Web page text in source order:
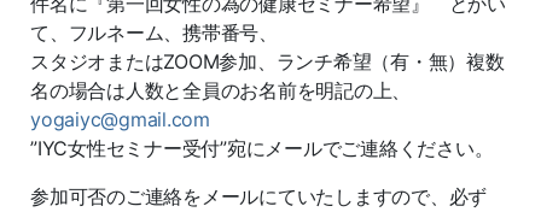
て、フルネーム、携帯番号、
スタジオまたはZOOM参加、ランチ希望（有・無）複数
名の場合は人数と全員のお名前を明記の上、
yogaiyc@gmail.com
”IYC女性セミナー受付”宛にメールでご連絡ください。
参加可否のご連絡をメールにていたしますので、必ず